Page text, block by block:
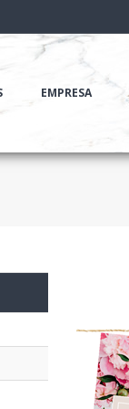
EMPRESA